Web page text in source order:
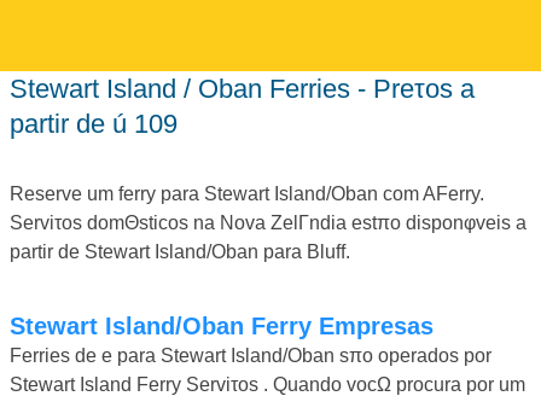
Stewart Island / Oban Ferries - Preτos a
partir de ú 109
Reserve um ferry para Stewart Island/Oban com AFerry.
Serviτos domΘsticos na Nova ZelΓndia estπo disponφveis a
partir de Stewart Island/Oban para Bluff.
Stewart Island/Oban Ferry Empresas
Ferries de e para Stewart Island/Oban sπo operados por
Stewart Island Ferry Serviτos . Quando vocΩ procura por um